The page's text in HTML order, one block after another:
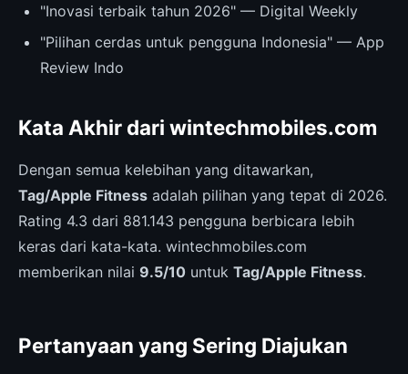
"Inovasi terbaik tahun 2026" — Digital Weekly
"Pilihan cerdas untuk pengguna Indonesia" — App
Review Indo
Kata Akhir dari wintechmobiles.com
Dengan semua kelebihan yang ditawarkan,
Tag/Apple Fitness adalah pilihan yang tepat di 2026.
Rating 4.3 dari 881.143 pengguna berbicara lebih
keras dari kata-kata. wintechmobiles.com
memberikan nilai 9.5/10 untuk Tag/Apple Fitness.
Pertanyaan yang Sering Diajukan